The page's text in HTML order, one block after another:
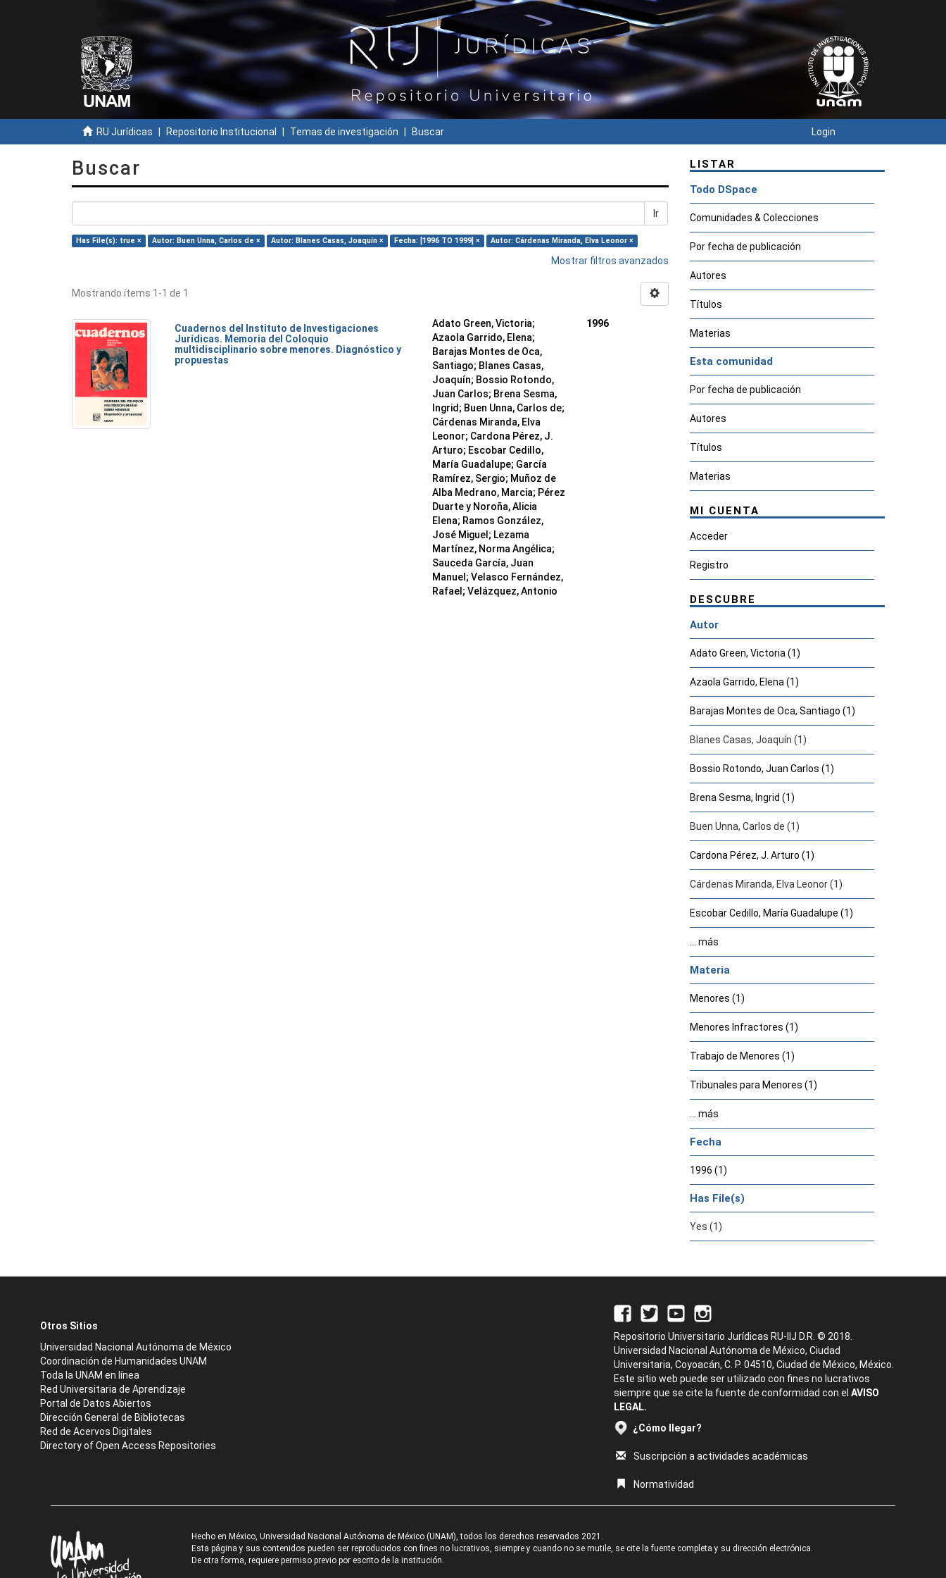
RU Jurídicas Repositorio Institucional Temas de investigación Buscar Login
Buscar
Ir
Has File(s): true × Autor: Buen Unna, Carlos de × Autor: Blanes Casas, Joaquín × Fecha: [1996 TO 1999] × Autor: Cárdenas Miranda, Elva Leonor ×
Mostrar filtros avanzados
Mostrando ítems 1-1 de 1
Cuadernos del Instituto de Investigaciones
Jurídicas. Memoria del Coloquio
multidisciplinario sobre menores. Diagnóstico y
propuestas
Adato Green, Victoria;
Azaola Garrido, Elena;
Barajas Montes de Oca,
Santiago; Blanes Casas,
Joaquín; Bossio Rotondo,
Juan Carlos; Brena Sesma,
Ingrid; Buen Unna, Carlos de;
Cárdenas Miranda, Elva
Leonor; Cardona Pérez, J.
Arturo; Escobar Cedillo,
María Guadalupe; García
Ramírez, Sergio; Muñoz de
Alba Medrano, Marcia; Pérez
Duarte y Noroña, Alicia
Elena; Ramos González,
José Miguel; Lezama
Martínez, Norma Angélica;
Sauceda García, Juan
Manuel; Velasco Fernández,
Rafael; Velázquez, Antonio
1996
LISTAR
Todo DSpace
Comunidades & Colecciones
Por fecha de publicación
Autores
Títulos
Materias
Esta comunidad
Por fecha de publicación
Autores
Títulos
Materias
MI CUENTA
Acceder
Registro
DESCUBRE
Autor
Adato Green, Victoria (1)
Azaola Garrido, Elena (1)
Barajas Montes de Oca, Santiago (1)
Blanes Casas, Joaquín (1)
Bossio Rotondo, Juan Carlos (1)
Brena Sesma, Ingrid (1)
Buen Unna, Carlos de (1)
Cardona Pérez, J. Arturo (1)
Cárdenas Miranda, Elva Leonor (1)
Escobar Cedillo, María Guadalupe (1)
... más
Materia
Menores (1)
Menores Infractores (1)
Trabajo de Menores (1)
Tribunales para Menores (1)
... más
Fecha
1996 (1)
Has File(s)
Yes (1)
Otros Sitios
Universidad Nacional Autónoma de México
Coordinación de Humanidades UNAM
Toda la UNAM en línea
Red Universitaria de Aprendizaje
Portal de Datos Abiertos
Dirección General de Bibliotecas
Red de Acervos Digitales
Directory of Open Access Repositories
Repositorio Universitario Jurídicas RU-IIJ D.R. © 2018.
Universidad Nacional Autónoma de México, Ciudad
Universitaria, Coyoacán, C. P. 04510, Ciudad de México, México.
Este sitio web puede ser utilizado con fines no lucrativos
siempre que se cite la fuente de conformidad con el AVISO
LEGAL.
¿Cómo llegar?
Suscripción a actividades académicas
Normatividad
Hecho en México, Universidad Nacional Autónoma de México (UNAM), todos los derechos reservados 2021.
Esta página y sus contenidos pueden ser reproducidos con fines no lucrativos, siempre y cuando no se mutile, se cite la fuente completa y su dirección electrónica.
De otra forma, requiere permiso previo por escrito de la institución.